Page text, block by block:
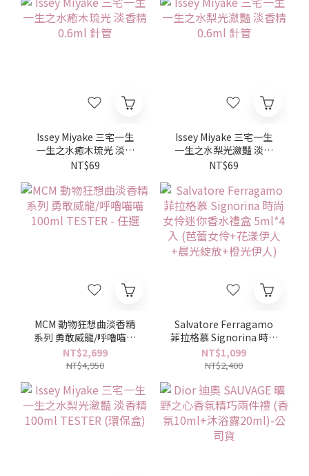
Issey Miyake 三宅一生
一生之水癒木琉光 淡香
精 0.6ml 針管
NT$69
Issey Miyake 三宅一生
一生之水梨光瀲豔 淡香
精 0.6ml 針管
NT$69
MCM 動物狂想曲淡香精
系列 勇敢威龍/呼嚕喵喵
100ml TESTER - 任選
NT$2,699
NT$4,950
Salvatore Ferragamo
菲拉格慕 Signorina 時尚
女伶迷你香水禮盒 5ml*4
入 (芭蕾女伶+花漾伊人
NT$1,099
NT$2,400